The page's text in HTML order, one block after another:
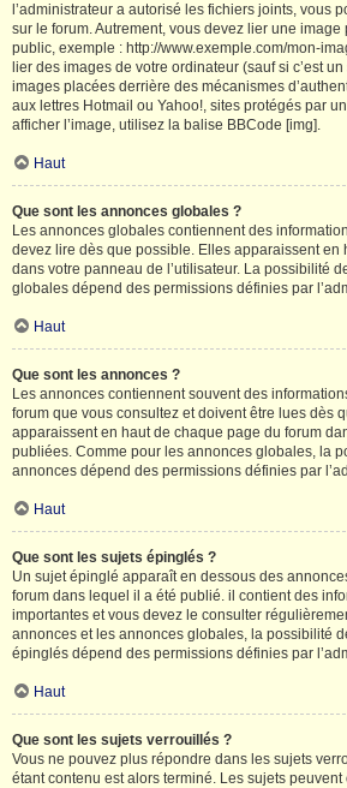
l’administrateur a autorisé les fichiers joints, vous
sur le forum. Autrement, vous devez lier une
public, exemple : http://www.exemple.com/mon-
lier des images de votre ordinateur (sauf si c’est
images placées derrière des mécanismes
aux lettres Hotmail ou Yahoo!, sites protégés par
afficher l’image, utilisez la balise BBCode [img].
Haut
Que sont les annonces globales ?
Les annonces globales contiennent des
devez lire dès que possible. Elles apparaissent en
dans votre panneau de l’utilisateur. La possibilité
globales dépend des permissions définies par
Haut
Que sont les annonces ?
Les annonces contiennent souvent des
forum que vous consultez et doivent être lues dès
apparaissent en haut de chaque page du forum
publiées. Comme pour les annonces globales, la
annonces dépend des permissions définies par
Haut
Que sont les sujets épinglés ?
Un sujet épinglé apparaît en dessous des
forum dans lequel il a été publié. il contient des
importantes et vous devez le consulter
annonces et les annonces globales, la possibilité
épinglés dépend des permissions définies par
Haut
Que sont les sujets verrouillés ?
Vous ne pouvez plus répondre dans les sujets
étant contenu est alors terminé. Les sujets